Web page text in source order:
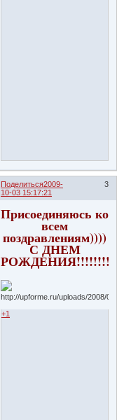
Поделиться 3
2009-
10-03 15:17:21
Присоединяюсь ко
всем
поздравлениям))))
С ДНЕМ
РОЖДЕНИЯ!!!!!!!!
+1